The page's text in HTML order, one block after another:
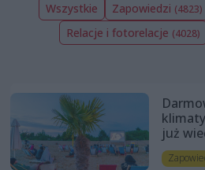
Wszystkie Zapowiedzi (4823)
Relacje i fotorelacje (4028)
już